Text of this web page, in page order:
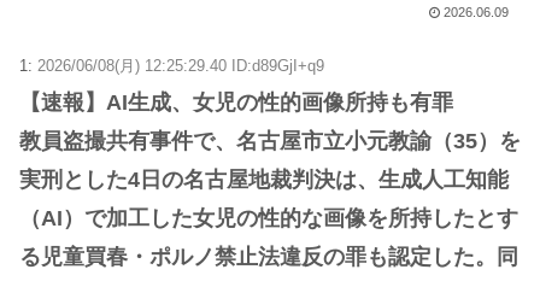
2026.06.09
1: 2026/06/08(月) 12:25:29.40 ID:d89GjI+q9
【速報】AI生成、女児の性的画像所持も有罪
教員盗撮共有事件で、名古屋市立小元教諭（35）を
実刑とした4日の名古屋地裁判決は、生成人工知能
（AI）で加工した女児の性的な画像を所持したとす
る児童買春・ポルノ禁止法違反の罪も認定した。同